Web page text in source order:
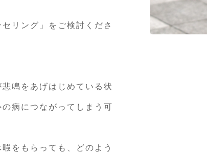
リング」をご検討くださ
鳴をあげはじめている状
病につながってしまう可
をもらっても、どのよう